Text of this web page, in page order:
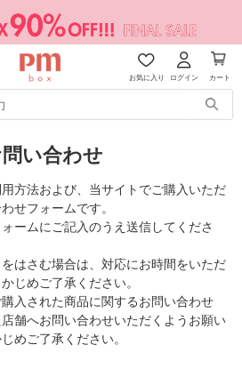
お気に入り ログイン カート
い合わせ
方法および、当サイトでご購入いただ
せフォームです。
ームにご記入のうえ送信してくださ
はさむ場合は、対応にお時間をいただ
じめご了承ください。
入された商品に関するお問い合わせ
舗へお問い合わせいただくようお願い
めご了承ください。